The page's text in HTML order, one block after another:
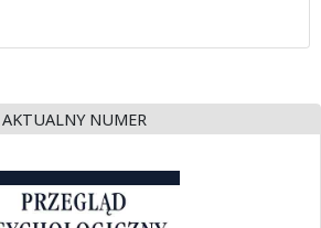
AKTUALNY NUMER